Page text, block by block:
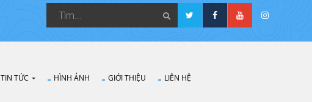
TIN TỨC HÌNH ẢNH GIỚI THIỆU LIÊN HỆ